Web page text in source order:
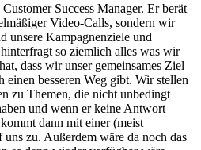
Success Manager. Er berät
Video-Calls, sondern wir
unsere Kampagnenziele und
so ziemlich alles was wir
dass wir unser gemeinsames Ziel
einen besseren Weg gibt. Wir stellen
zu Themen, die nicht unbedingt
und wenn er keine Antwort
dann mit einer (meist
uns zu. Außerdem wäre da noch das